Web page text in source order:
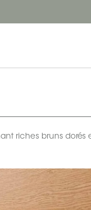
riches bruns